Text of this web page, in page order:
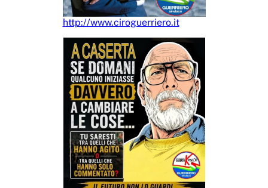
http://www.ciroguerriero.it